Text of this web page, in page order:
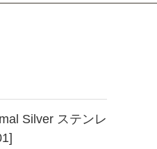
Silver ステンレ